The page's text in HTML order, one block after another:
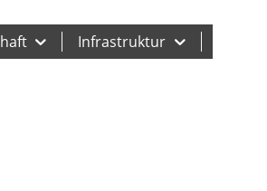
Infrastruktur